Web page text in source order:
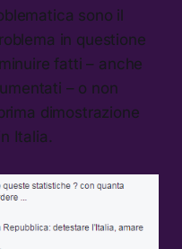
sono il
in questione
fatti – anche
– o non
dimostrazione
Italia.